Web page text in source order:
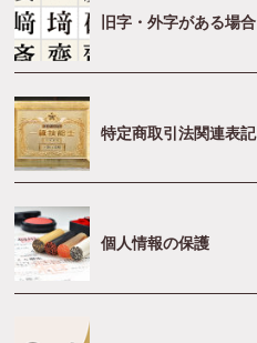
旧字・外字がある場合
特定商取引法関連表記
個人情報の保護